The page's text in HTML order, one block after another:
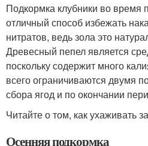
Подкормка клубники во время
отличный способ избежать
нитратов, ведь зола это
Древесный пепел является
поскольку содержит много
всего ограничиваются двумя
сбора ягод и по окончании
Читайте о том, как ухаживать
Осенняя подкормка